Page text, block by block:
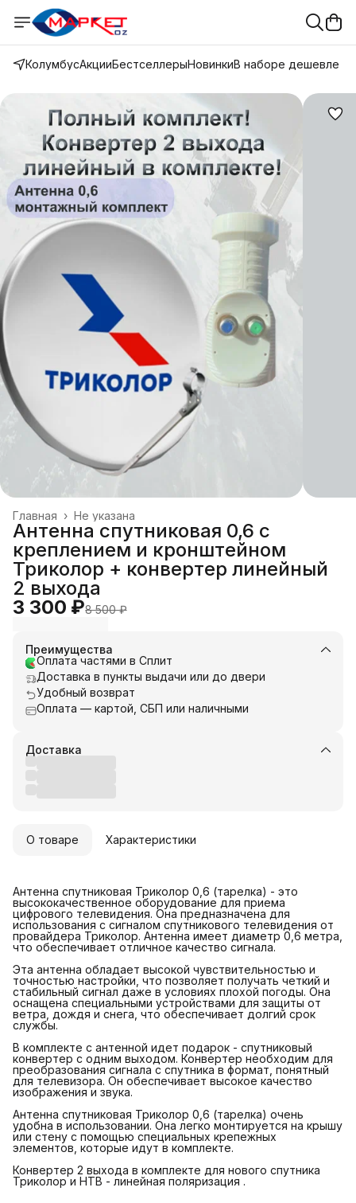
КолумбусАкцииБестселлерыНовинкиВ наборе дешевле
Не указана
Главная ›
Антенна спутниковая 0,6 с
креплением и кронштейном
Триколор + конвертер линейный
2 выхода
3 300 ₽8 500 ₽
Преимущества
Оплата частями в Сплит
Доставка в пункты выдачи или до двери
Удобный возврат
Оплата — картой, СБП или наличными
Доставка
О товаре Характеристики
Антенна спутниковая Триколор 0,6 (тарелка) - это
высококачественное оборудование для приема
цифрового телевидения. Она предназначена для
использования с сигналом спутникового телевидения от
провайдера Триколор. Антенна имеет диаметр 0,6 метра,
что обеспечивает отличное качество сигнала.
Эта антенна обладает высокой чувствительностью и
точностью настройки, что позволяет получать четкий и
стабильный сигнал даже в условиях плохой погоды. Она
оснащена специальными устройствами для защиты от
ветра, дождя и снега, что обеспечивает долгий срок
службы.
В комплекте с антенной идет подарок - спутниковый
конвертер с одним выходом. Конвертер необходим для
преобразования сигнала с спутника в формат, понятный
для телевизора. Он обеспечивает высокое качество
изображения и звука.
Антенна спутниковая Триколор 0,6 (тарелка) очень
удобна в использовании. Она легко монтируется на крышу
или стену с помощью специальных крепежных
элементов, которые идут в комплекте.
Конвертер 2 выхода в комплекте для нового спутника
Триколор и НТВ - линейная поляризация .